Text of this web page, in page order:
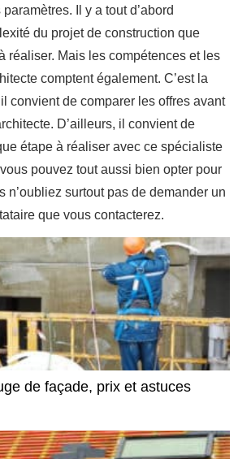
Il y a tout d’abord
du projet de construction que
réaliser. Mais les compétences et les
comptent également. C’est la
convient de comparer les offres avant
D’ailleurs, il convient de
étape à réaliser avec ce spécialiste
pouvez tout aussi bien opter pour
n’oubliez surtout pas de demander un
que vous contacterez.
de façade, prix et astuces